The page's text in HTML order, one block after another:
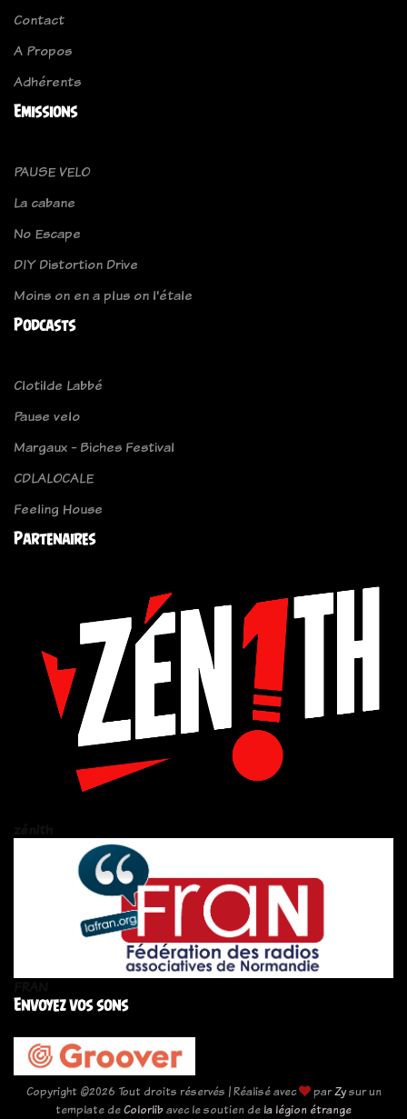
Contact
A Propos
Adhérents
Emissions
PAUSE VELO
La cabane
No Escape
DIY Distortion Drive
Moins on en a plus on l'étale
Podcasts
Clotilde Labbé
Pause velo
Margaux - Biches Festival
CDLALOCALE
Feeling House
Partenaires
Envoyez vos sons
Copyright ©2026 Tout droits réservés | Réalisé avec parZysur un
template deColorlibavec le soutien de la légion étrange